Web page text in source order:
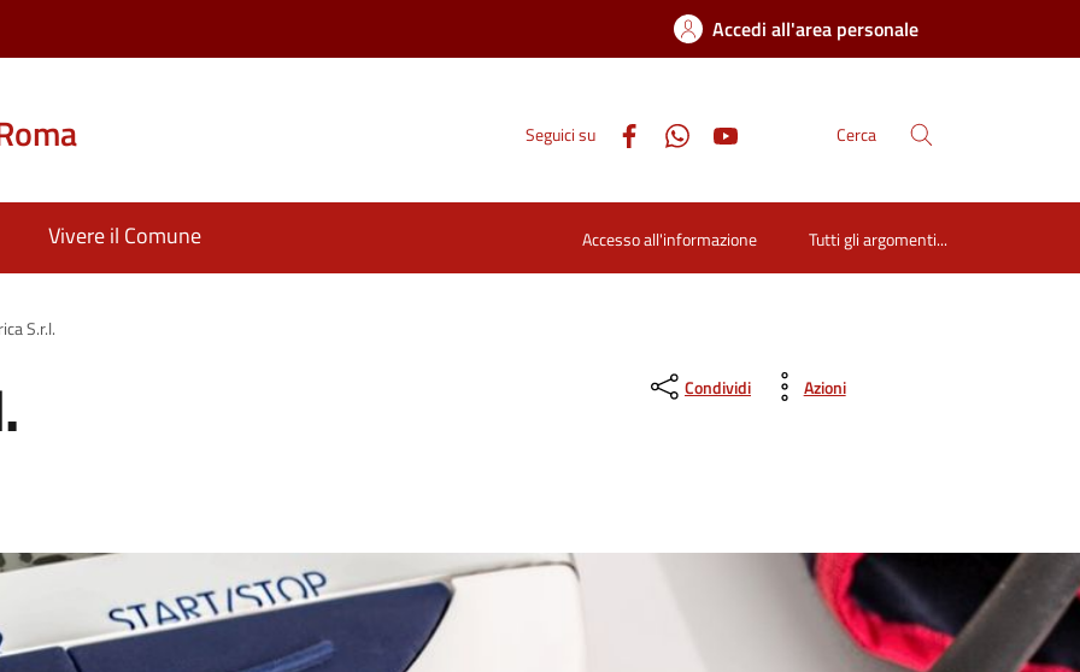
Accedi all'area personale
Seguici su Cerca
Vivere il Comune Accesso all'informazione Tutti gli argomenti...
S.r.l.
Condividi Azioni